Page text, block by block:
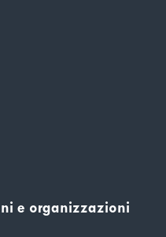
e organizzazioni